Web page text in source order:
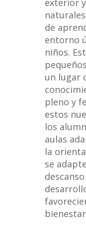
exterior
de
entorno
niños.
un lugar
pleno y
estos
los
aulas
la
se